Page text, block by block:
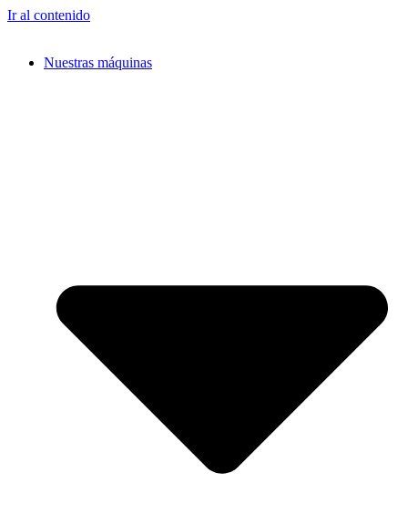
Ir al contenido
Nuestras máquinas